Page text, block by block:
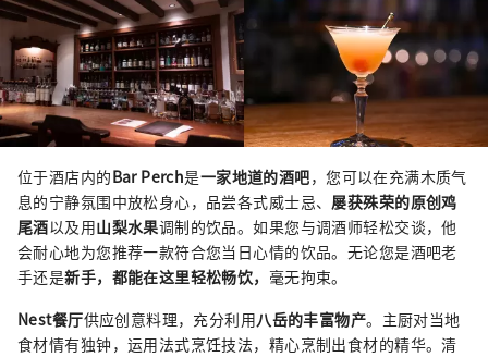
位于酒店内的Bar Perch是一家地道的酒吧，您可以在充满木质气
息的宁静氛围中放松身心，品尝各式威士忌、 屡获殊荣的原创鸡
尾酒以及用山梨水果调制的饮品。如果您与调酒师轻松交谈，他
会耐心地为您推荐一款符合您当日心情的饮品。无论您是酒吧老
手还是新手，都能在这里轻松畅饮， 毫无拘束。
Nest餐厅供应创意料理，充分利用八岳的丰富物产。主厨对当地
食材情有独钟，运用法式烹饪技法，精心烹制出食材的精华。清